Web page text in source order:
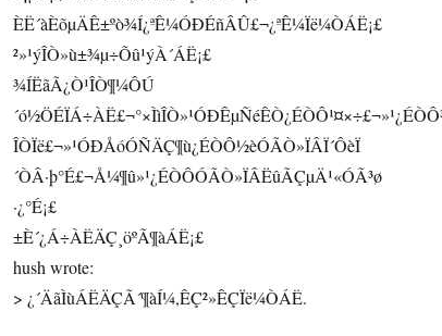
ÈË´àÈõµÄÊ±ºò¾Í¿ªÊ¼ÓÐÉñÂÛ£¬¿ªÊ¼Ïë¼ÒÁË¡£
²»¹ýÎÒ»ù±¾µ÷Õû¹ýÀ´ÁË¡£
¾ÍËãÃ¿Ò¹ÎÒ¶¼ÔÚ
ÎÒÏë£¬»¹ÓÐÅóÓÑÄÇ¶ù¿ÉÒÔ½èÓÃÒ»ÏÂÏ´ÔèÏ
´ÒÂ·þ°É£¬Å¼¶û»¹¿ÉÒÔÓÃÒ»ÏÂËûÃÇµÄ¹«ÓÃ³ø
·¿°É¡£
±È´¿Á÷ÀËÄÇ¸öºÃ¶àÁË¡£
hush wrote:
> ¿´ÄãÌùÁËÄÇÃ´¶àÍ¼,ÊÇ²»ÊÇÏë¼ÒÁË.